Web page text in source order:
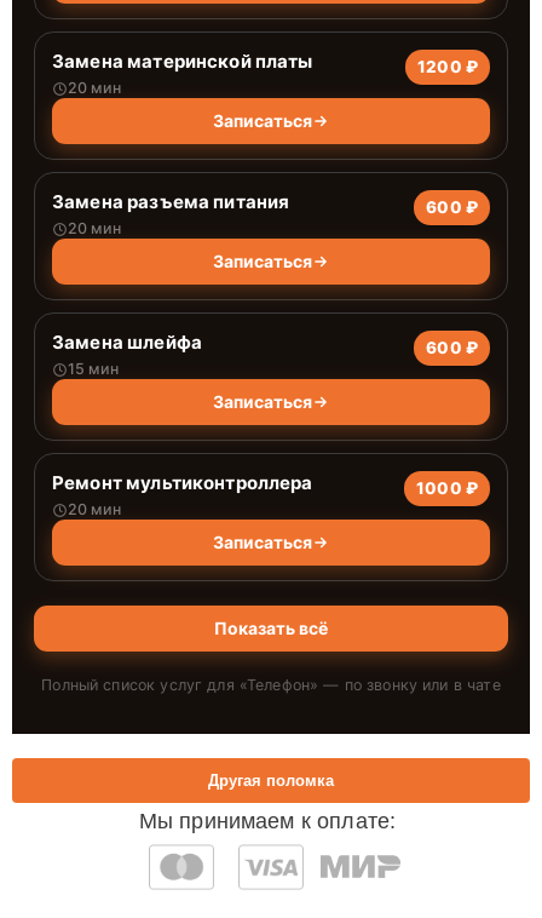
Замена материнской платы
20 мин
1200 ₽
Записаться
Замена разъема питания
20 мин
600 ₽
Записаться
Замена шлейфа
15 мин
600 ₽
Записаться
Ремонт мультиконтроллера
20 мин
1000 ₽
Записаться
Показать всё
Полный список услуг для «Телефон» — по звонку или в чате
Мы принимаем к оплате:
Другая поломка